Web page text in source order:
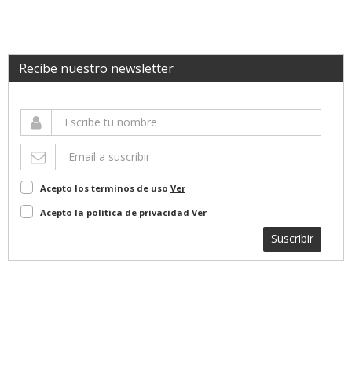
Recibe nuestro newsletter
Acepto los terminos de uso Ver
Acepto la política de privacidad Ver
Suscribir